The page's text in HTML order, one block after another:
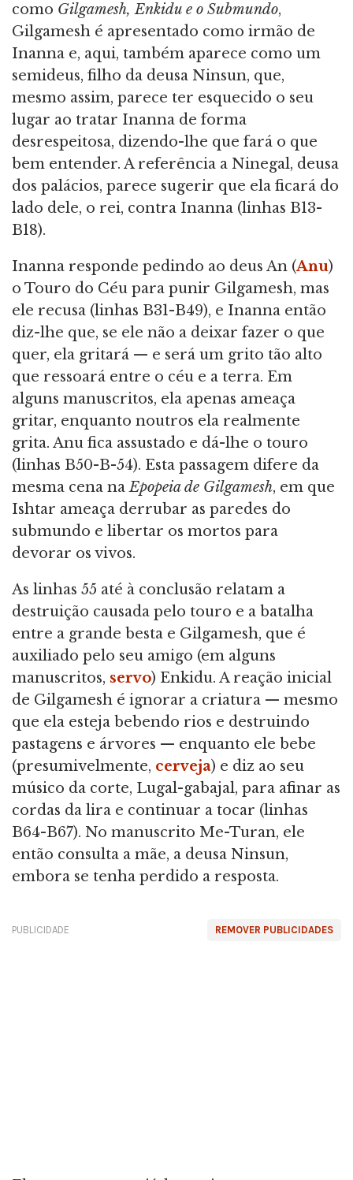
como Gilgamesh, Enkidu e o Submundo,
Gilgamesh é apresentado como irmão de
Inanna e, aqui, também aparece como um
semideus, filho da deusa Ninsun, que,
mesmo assim, parece ter esquecido o seu
lugar ao tratar Inanna de forma
desrespeitosa, dizendo-lhe que fará o que
bem entender. A referência a Ninegal, deusa
dos palácios, parece sugerir que ela ficará do
lado dele, o rei, contra Inanna (linhas B13-
B18).
Inanna responde pedindo ao deus An (Anu)
o Touro do Céu para punir Gilgamesh, mas
ele recusa (linhas B31-B49), e Inanna então
diz-lhe que, se ele não a deixar fazer o que
quer, ela gritará — e será um grito tão alto
que ressoará entre o céu e a terra. Em
alguns manuscritos, ela apenas ameaça
gritar, enquanto noutros ela realmente
grita. Anu fica assustado e dá-lhe o touro
(linhas B50-B-54). Esta passagem difere da
mesma cena naEpopeia de Gilgamesh, em que
Ishtar ameaça derrubar as paredes do
submundo e libertar os mortos para
devorar os vivos.
As linhas 55 até à conclusão relatam a
destruição causada pelo touro e a batalha
entre a grande besta e Gilgamesh, que é
auxiliado pelo seu amigo (em alguns
manuscritos, servo) Enkidu. A reação inicial
de Gilgamesh é ignorar a criatura — mesmo
que ela esteja bebendo rios e destruindo
pastagens e árvores — enquanto ele bebe
(presumivelmente, cerveja) e diz ao seu
músico da corte, Lugal-gabajal, para afinar as
cordas da lira e continuar a tocar (linhas
B64-B67). No manuscrito Me-Turan, ele
então consulta a mãe, a deusa Ninsun,
embora se tenha perdido a resposta.
REMOVER PUBLICIDADES
PUBLICIDADE